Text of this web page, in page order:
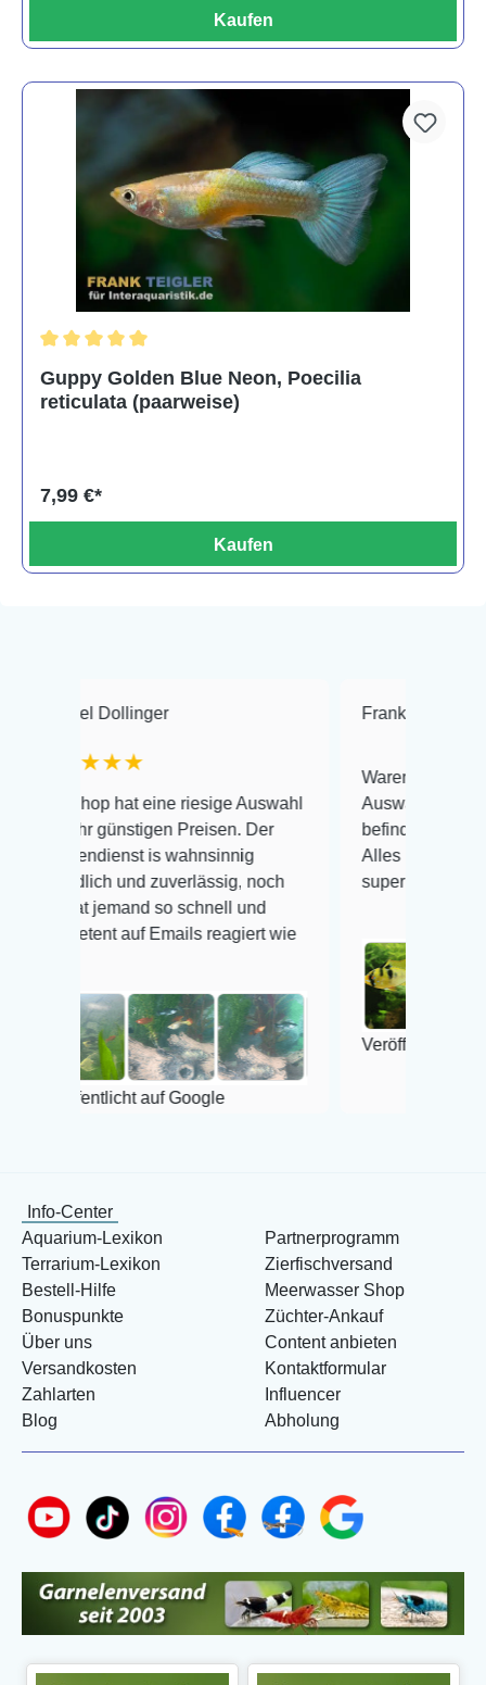
Kaufen
Guppy Golden Blue Neon, Poecilia
reticulata (paarweise)
7,99 €*
Kaufen
hat eine riesige Auswahl
Preisen. Der
is wahnsinnig
und zuverlässig, noch
so schnell und
auf Emails reagiert wie
auf Google
Frank Hackmayer
Warenanlieferung Top und
Auswahl plus
befinden der Fische
Alles ist quick lebendig und
super Zustand. Gerne
Veröffentlicht auf Google
Info-Center
Aquarium-Lexikon
Terrarium-Lexikon
Bestell-Hilfe
Bonuspunkte
Über uns
Versandkosten
Zahlarten
Blog
Partnerprogramm
Zierfischversand
Meerwasser Shop
Züchter-Ankauf
Content anbieten
Kontaktformular
Influencer
Abholung